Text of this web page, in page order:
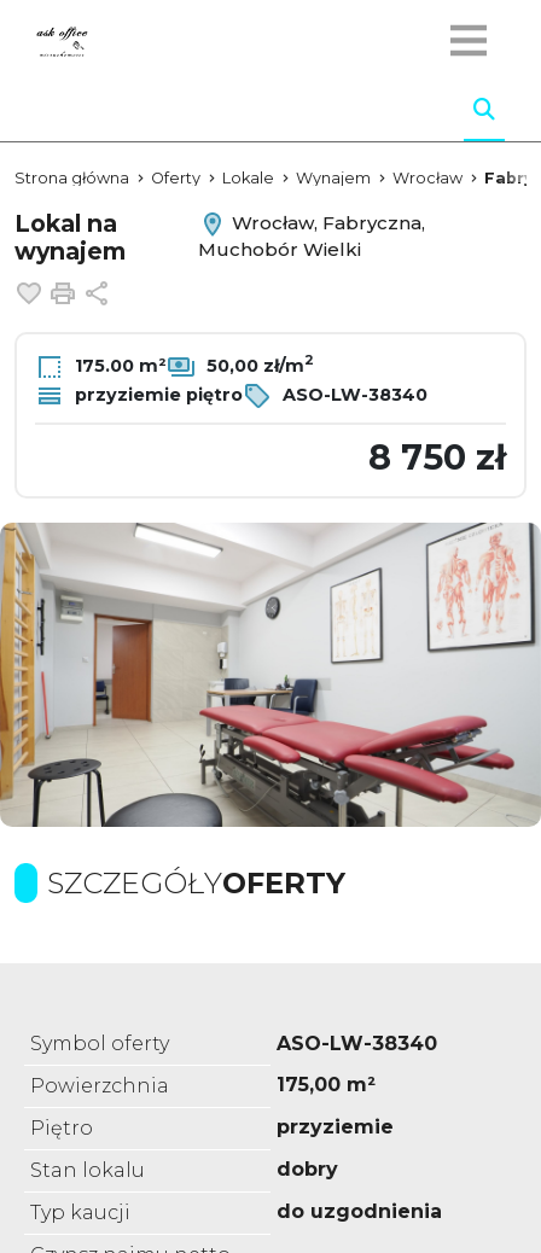
Strona główna Oferty Lokale Wynajem Wrocław
Lokal na
wynajem
Wrocław, Fabryczna,
Muchobór Wielki
Dodaj do ulubionych
Drukuj
175.00 m² 50,00 zł/m2
przyziemie piętro ASO-LW-38340
8 750 zł
SZCZEGÓŁYOFERTY
Symbol oferty
ASO-LW-38340
Powierzchnia
175,00 m²
Piętro
przyziemie
Stan lokalu
dobry
Typ kaucji
do uzgodnienia